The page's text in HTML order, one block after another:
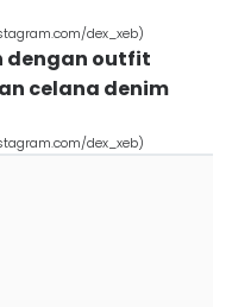
dex_xeb)
dengan outfit
celana denim
dex_xeb)